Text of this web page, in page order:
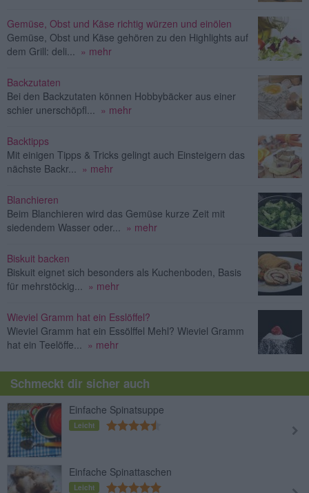
Gemüse, Obst und Käse richtig würzen und einölen
Gemüse, Obst und Käse gehören zu den Highlights auf
dem Grill: deli...
» mehr
Backzutaten
Bei den Backzutaten können Hobbybäcker aus einer
schier unerschöpfl...
» mehr
Backtipps
Mit einigen Tipps & Tricks gelingt auch Einsteigern das
nächste Backr...
» mehr
Blanchieren
Beim Blanchieren wird das Gemüse kurze Zeit mit
siedendem Wasser oder...
» mehr
Biskuit backen
Biskuit eignet sich besonders als Kuchenboden, Basis
für mehrstöckig...
» mehr
Wieviel Gramm hat ein Esslöffel?
Wieviel Gramm hat ein Essölffel Mehl? Wieviel Gramm
hat ein Teelöffe...
» mehr
Schmeckt dir sicher auch
Einfache Spinatsuppe
Leicht
Einfache Spinattaschen
Leicht